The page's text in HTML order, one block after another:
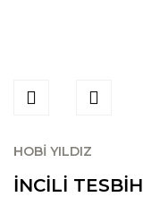
HOBİ YILDIZ
İNCİLİ TESBİH